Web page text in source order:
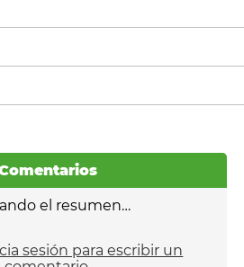
el resumen…
sesión para escribir un